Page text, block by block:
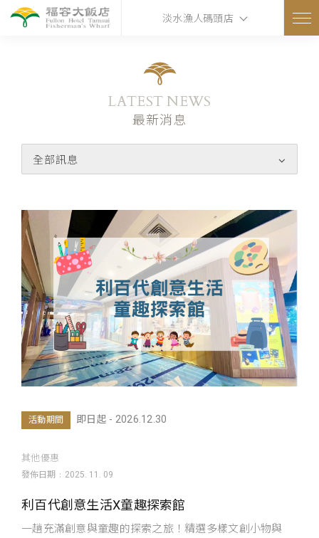
淡水漁人碼頭店
LATEST NEWS
最新消息
全部訊息
活動期間 即日起 - 2026.12.30
其他優惠
發佈日期 2025. 11. 09
利百代創意生活X童趣探索館
一趟充滿創意與童趣的探索之旅！精選多樣文創小物與